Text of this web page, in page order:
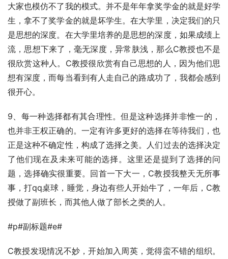
大家也模仿不了我的模式。并不是年年拿奖学金的就是好学
生，拿不了奖学金的就是坏学生。在大学里，决定我们的只
是思想的深度。在大学里培养的是思想的深度，如果成绩上
流，思想下来了，毫无深度，异常肤浅，那么C教授也不是
很欣赏这种人。C教授很欣赏有自己思想的人，因为他们思
想有深度，而每当看到有人走自己的路成功了，我都会感到
很开心。
9、每一种选择都有其合理性。但是这种选择并非惟一的，
也并非王权正确的。一定有许多更好的选择在等待我们，也
正是这种不确定性，构成了选择之美。人们过去的选择决定
了他们现在及未来可能的选择。这里还是提到了选择的问
题，选择确实很重要。回首一下大一，C教授我整天无所事
事，打qq桌球，睡觉，身边有些人开始牛了，一年后，C教
授做了副班长，而其他人做了部长之类的人。
#p#副标题#e#
C教授发现情况不妙，开始加入周英，觉得蛮不错的组织。